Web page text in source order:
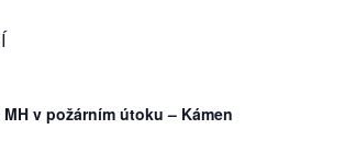
v požárním útoku – Kámen